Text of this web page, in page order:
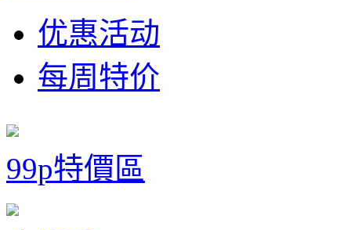
优惠活动
每周特价
99p特價區